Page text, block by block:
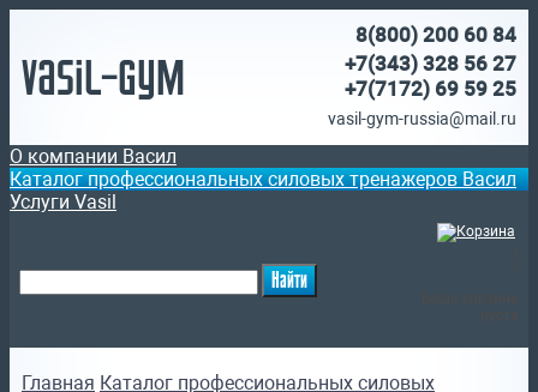
Vasil-Gym
8(800) 200 60 84
+7(343) 328 56 27
+7(7172) 69 59 25
vasil-gym-russia@mail.ru
О компании Васил
Каталог профессиональных силовых тренажеров Васил
Услуги Vasil
Главная Каталог профессиональных силовых